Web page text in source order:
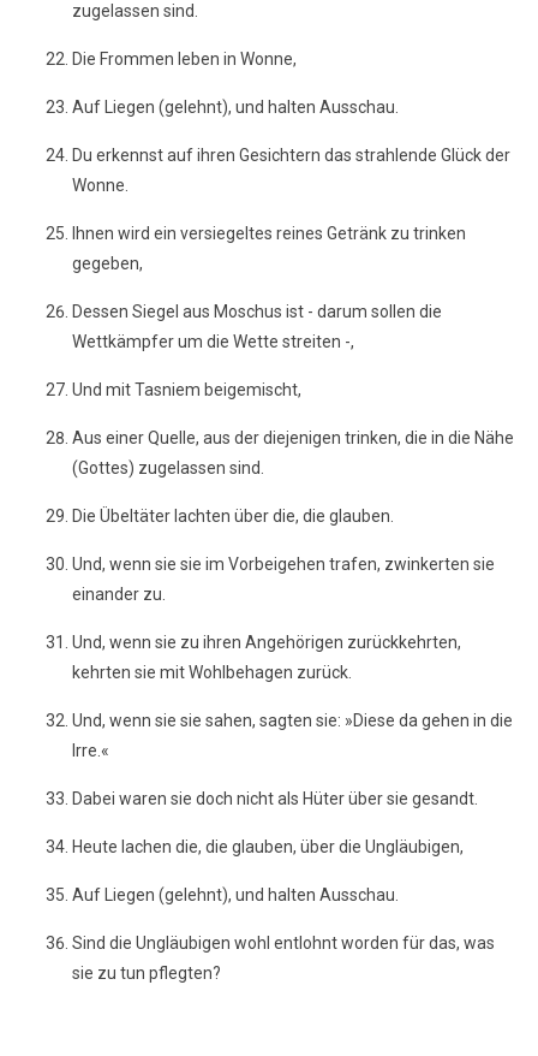
zugelassen sind.
Die Frommen leben in Wonne,
Auf Liegen (gelehnt), und halten Ausschau.
Du erkennst auf ihren Gesichtern das strahlende Glück der
Wonne.
Ihnen wird ein versiegeltes reines Getränk zu trinken
gegeben,
Dessen Siegel aus Moschus ist - darum sollen die
Wettkämpfer um die Wette streiten -,
Und mit Tasniem beigemischt,
Aus einer Quelle, aus der diejenigen trinken, die in die Nähe
(Gottes) zugelassen sind.
Die Übeltäter lachten über die, die glauben.
Und, wenn sie sie im Vorbeigehen trafen, zwinkerten sie
einander zu.
Und, wenn sie zu ihren Angehörigen zurückkehrten,
kehrten sie mit Wohlbehagen zurück.
Und, wenn sie sie sahen, sagten sie: »Diese da gehen in die
Irre.«
Dabei waren sie doch nicht als Hüter über sie gesandt.
Heute lachen die, die glauben, über die Ungläubigen,
Auf Liegen (gelehnt), und halten Ausschau.
Sind die Ungläubigen wohl entlohnt worden für das, was
sie zu tun pflegten?